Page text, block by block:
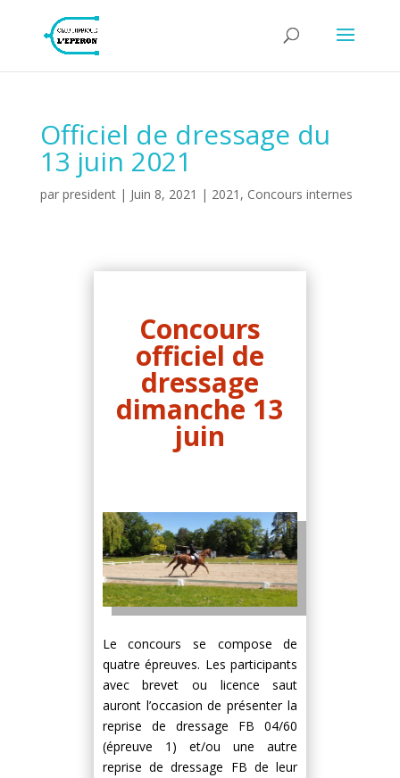
Officiel de dressage du
13 juin 2021
par president| Juin 8, 2021 | 2021 , Concours internes
Concours
officiel de
dressage
dimanche 13
juin
Le concours se compose de
quatre épreuves. Les participants
avec brevet ou licence saut
auront l’occasion de présenter la
reprise de dressage FB 04/60
(épreuve 1) et/ou une autre
reprise de dressage FB de leur